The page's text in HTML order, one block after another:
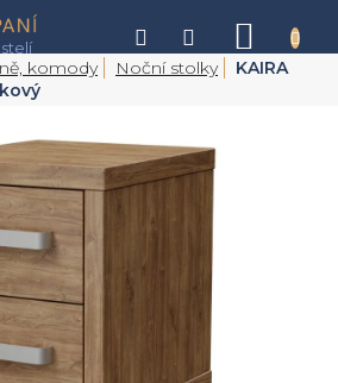
KOŠÍK
komody Noční stolky
KAIRA